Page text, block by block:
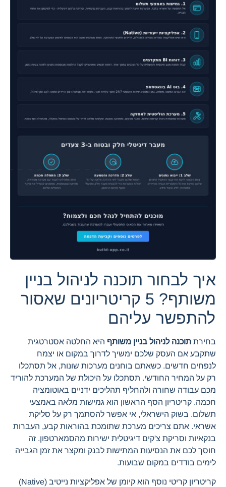
איך לבחור תוכנה לניהול בניין
משותף? 5 קריטריונים שאסור
להתפשר עליהם
בחירת תוכנה לניהול בניין משותף היא החלטה אסטרטגית
שתקבע אם העסק שלכם ימשיך לדרוך במקום או יצמח
לנפחים חדשים. כשאתם בוחנים מערכות שונות, אל תסתכלו
רק על המחיר החודשי. תסתכלו על היכולת של המערכת להוריד
מכם עבודה שחורה ולהחליף תהליכים ידניים באוטומציה
חכמה. קריטריון הסף הראשון הוא גמישות מלאה באמצעי
תשלום. בשוק הישראלי, אי אפשר להסתמך רק על סליקת
אשראי. אתם צריכים מערכת שתומכת בהוראות קבע, העברות
בנקאיות וסריקת צ'קים דיגיטלית ישירות מהסמארטפון. זה
חוסך לכם את הנסיעות המתישות לבנק ומקצר את זמן הגבייה
לימים בודדים במקום שבועות.
קריטריון קריטי נוסף הוא קיומן של אפליקציות נייטיב (Native)